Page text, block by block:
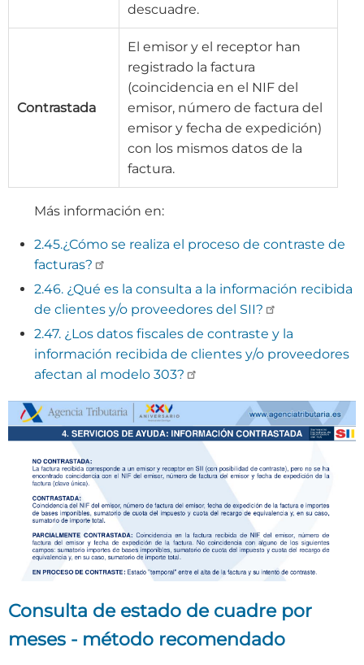
descuadre.
Contrastada
El emisor y el receptor han
registrado la factura
(coincidencia en el NIF del
emisor, número de factura del
emisor y fecha de expedición)
con los mismos datos de la
factura.
Más información en:
2.45.¿Cómo se realiza el proceso de contraste de
facturas?
2.46. ¿Qué es la consulta a la información recibida
de clientes y/o proveedores del SII?
2.47. ¿Los datos fiscales de contraste y la
información recibida de clientes y/o proveedores
afectan al modelo 303?
Consulta de estado de cuadre por
meses - método recomendado